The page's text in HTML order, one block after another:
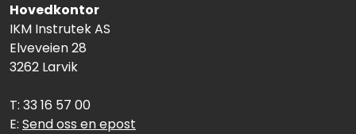
Hovedkontor
IKM Instrutek AS
Elveveien 28
3262 Larvik
T: 33 16 57 00
E: Send oss en epost